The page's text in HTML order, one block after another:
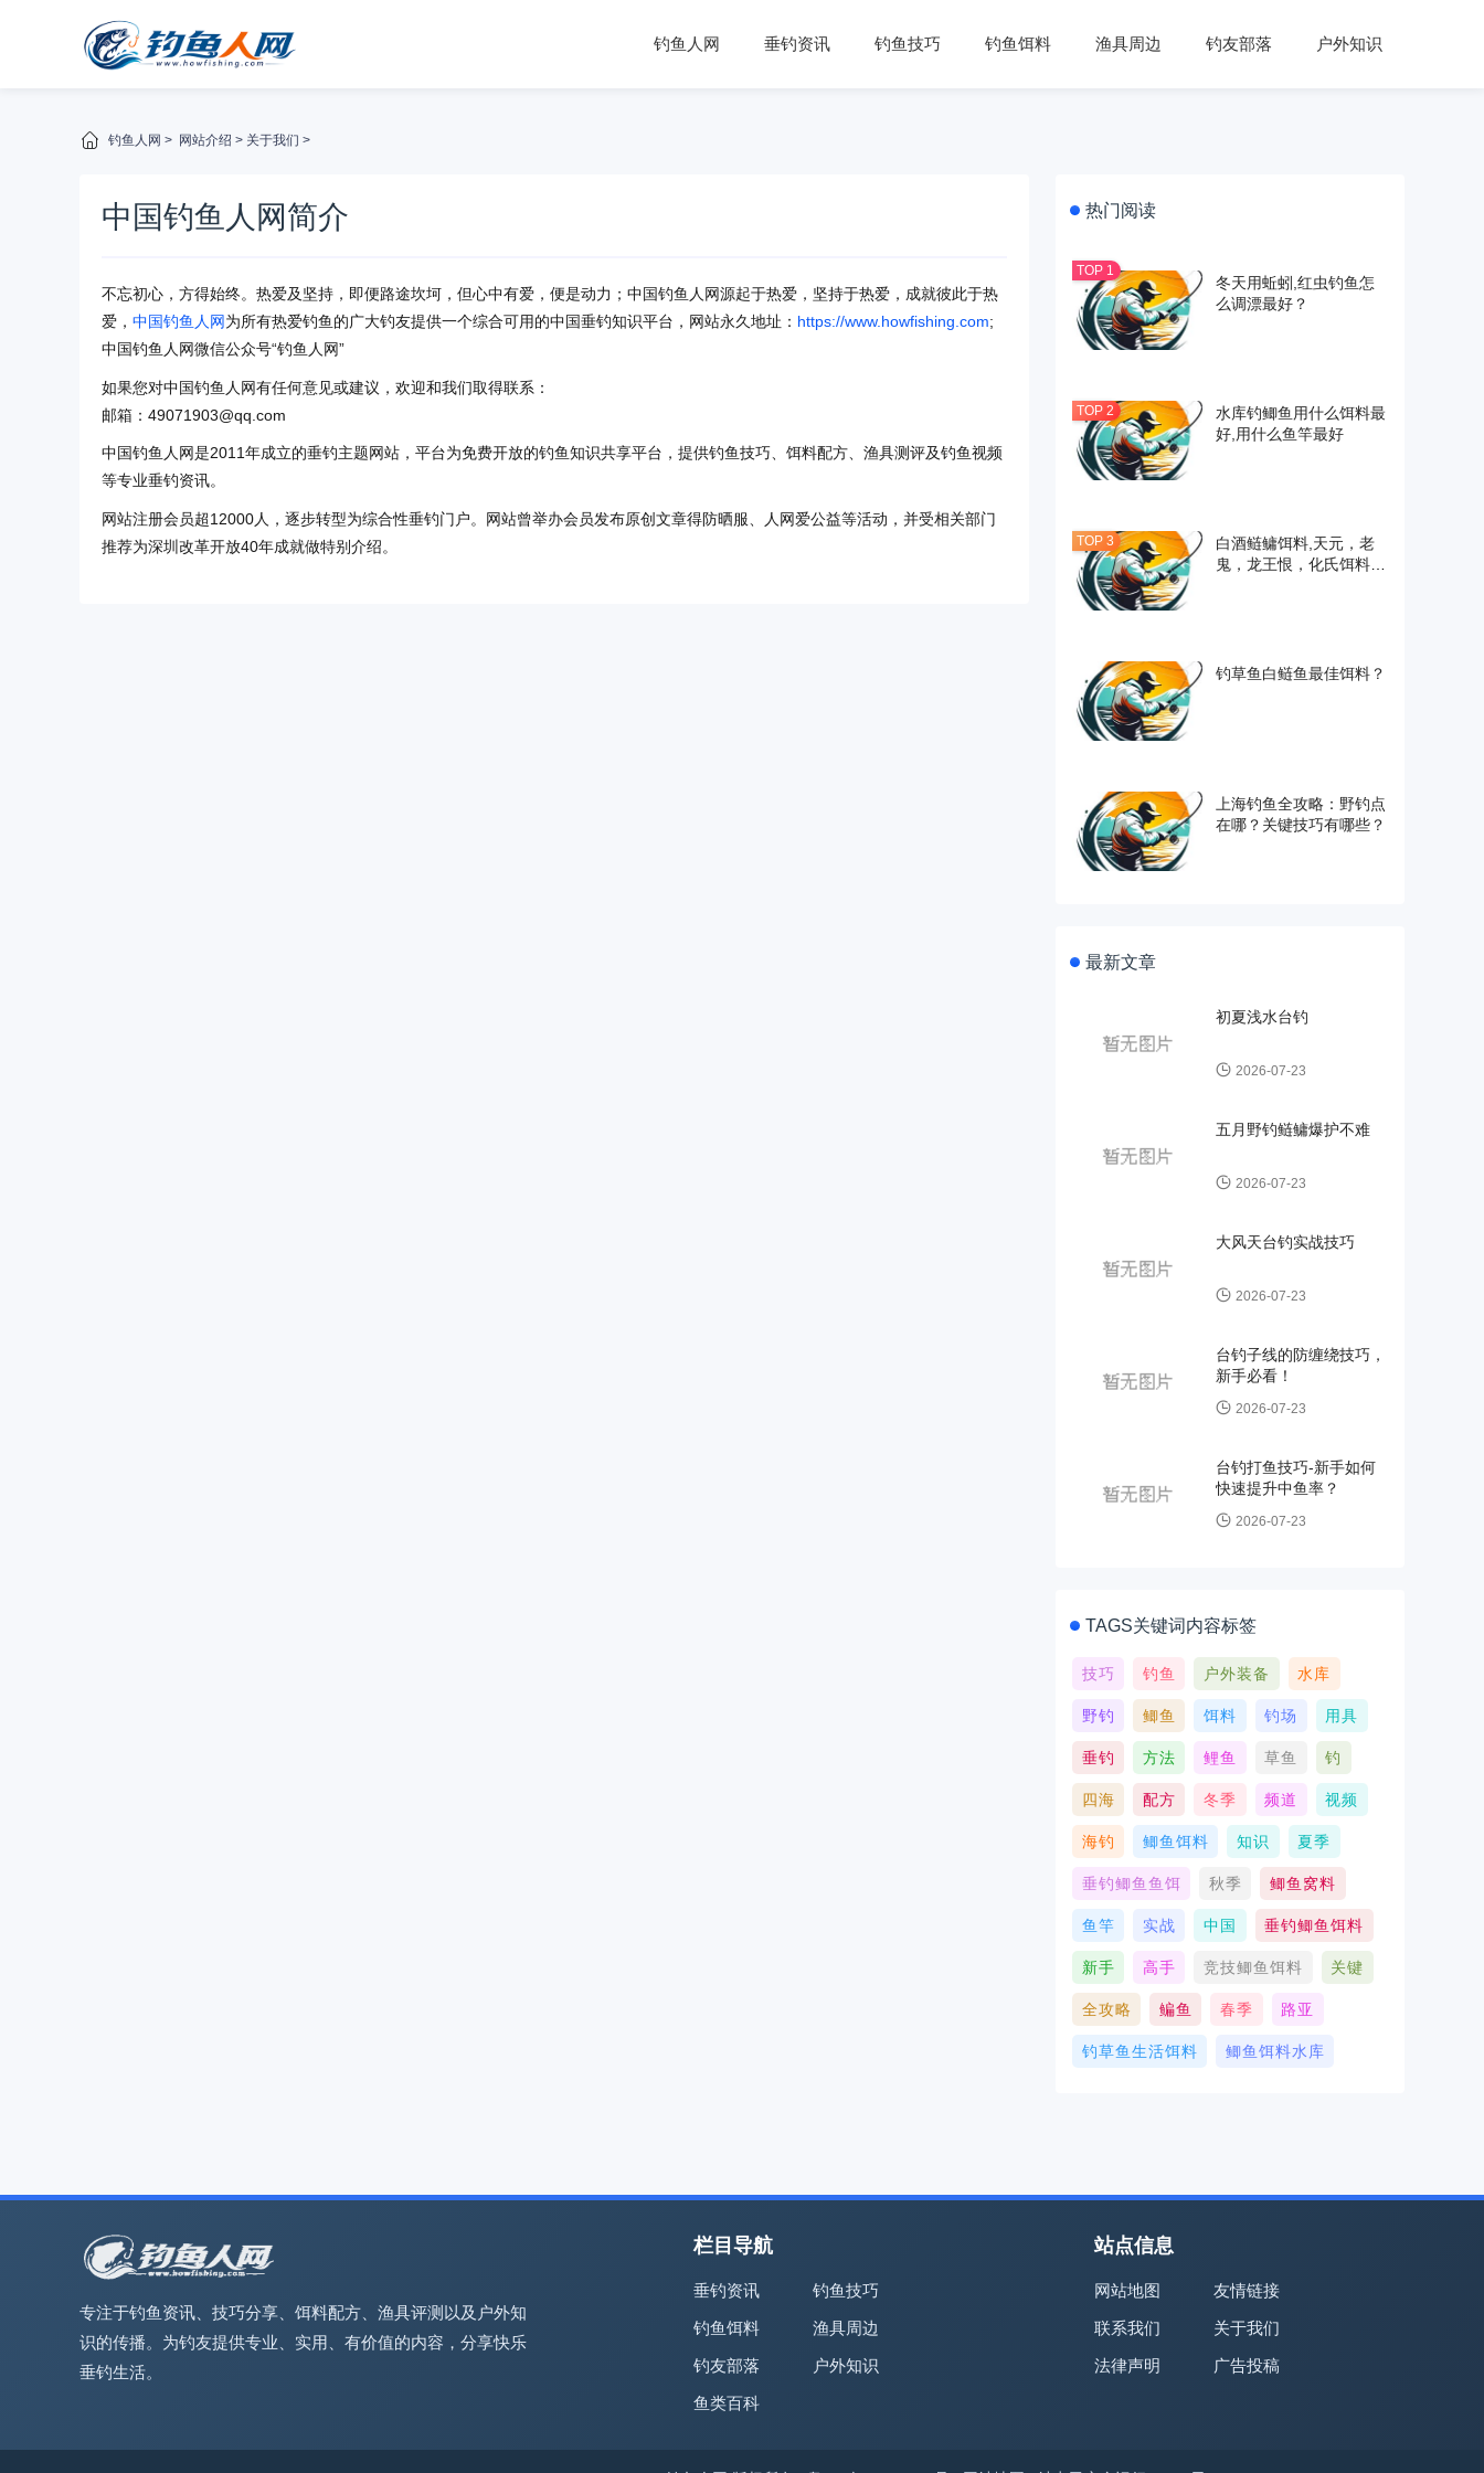
钓鱼人网 垂钓资讯 钓鱼技巧 钓鱼饵料 渔具周边 钓友部落 户外知识
钓鱼人网 > 网站介绍 > 关于我们 >
中国钓鱼人网简介
不忘初心，方得始终。热爱及坚持，即便路途坎坷，但心中有爱，便是动力；中国钓鱼人网源起于热爱，坚持于热爱，成就彼此于热
爱， 中国钓鱼人网为所有热爱钓鱼的广大钓友提供一个综合可用的中国垂钓知识平台，网站永久地址： https://www.howfishing.com;
中国钓鱼人网微信公众号“钓鱼人网”
如果您对中国钓鱼人网有任何意见或建议，欢迎和我们取得联系：
邮箱：49071903@qq.com
中国钓鱼人网是2011年成立的垂钓主题网站，平台为免费开放的钓鱼知识共享平台，提供钓鱼技巧、饵料配方、渔具测评及钓鱼视频
等专业垂钓资讯。
网站注册会员超12000人，逐步转型为综合性垂钓门户。网站曾举办会员发布原创文章得防晒服、人网爱公益等活动，并受相关部门
推荐为深圳改革开放40年成就做特别介绍。
热门阅读
冬天用蚯蚓,红虫钓鱼怎
么调漂最好？
水库钓鲫鱼用什么饵料最
好,用什么鱼竿最好
白酒鲢鳙饵料,天元，老
鬼，龙王恨，化氏饵料哪
钓草鱼白鲢鱼最佳饵料？
上海钓鱼全攻略：野钓点
在哪？关键技巧有哪些？
最新文章
初夏浅水台钓
2026-07-23
五月野钓鲢鳙爆护不难
2026-07-23
大风天台钓实战技巧
2026-07-23
台钓子线的防缠绕技巧，
新手必看！
2026-07-23
台钓打鱼技巧-新手如何
快速提升中鱼率？
2026-07-23
TAGS关键词内容标签
技巧 钓鱼 户外装备 水库
野钓 鲫鱼 饵料 钓场 用具
垂钓 方法 鲤鱼 草鱼 钓
四海 配方 冬季 频道 视频
海钓 鲫鱼饵料 知识 夏季
垂钓鲫鱼鱼饵 秋季 鲫鱼窝料
鱼竿 实战 中国 垂钓鲫鱼饵料
新手 高手 竞技鲫鱼饵料 关键
全攻略 鳊鱼 春季 路亚
钓草鱼生活饵料 鲫鱼饵料水库
专注于钓鱼资讯、技巧分享、饵料配方、渔具评测以及户外知
识的传播。为钓友提供专业、实用、有价值的内容，分享快乐
垂钓生活。
栏目导航
垂钓资讯
钓鱼技巧
钓鱼饵料
渔具周边
钓友部落
户外知识
鱼类百科
站点信息
网站地图
友情链接
联系我们
关于我们
法律声明
广告投稿